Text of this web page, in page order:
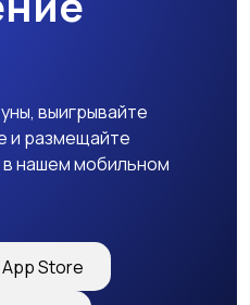
выигрывайте
и размещайте
нашем мобильном
App Store